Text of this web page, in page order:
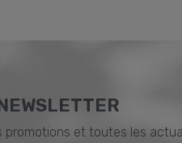
promotions et toutes les